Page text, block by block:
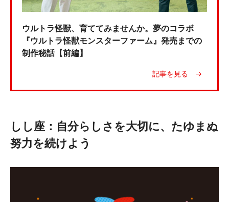
ウルトラ怪獣、育ててみませんか。夢のコラボ
『ウルトラ怪獣モンスターファーム』発売までの
制作秘話【前編】
しし座：自分らしさを大切に、たゆまぬ
努力を続けよう